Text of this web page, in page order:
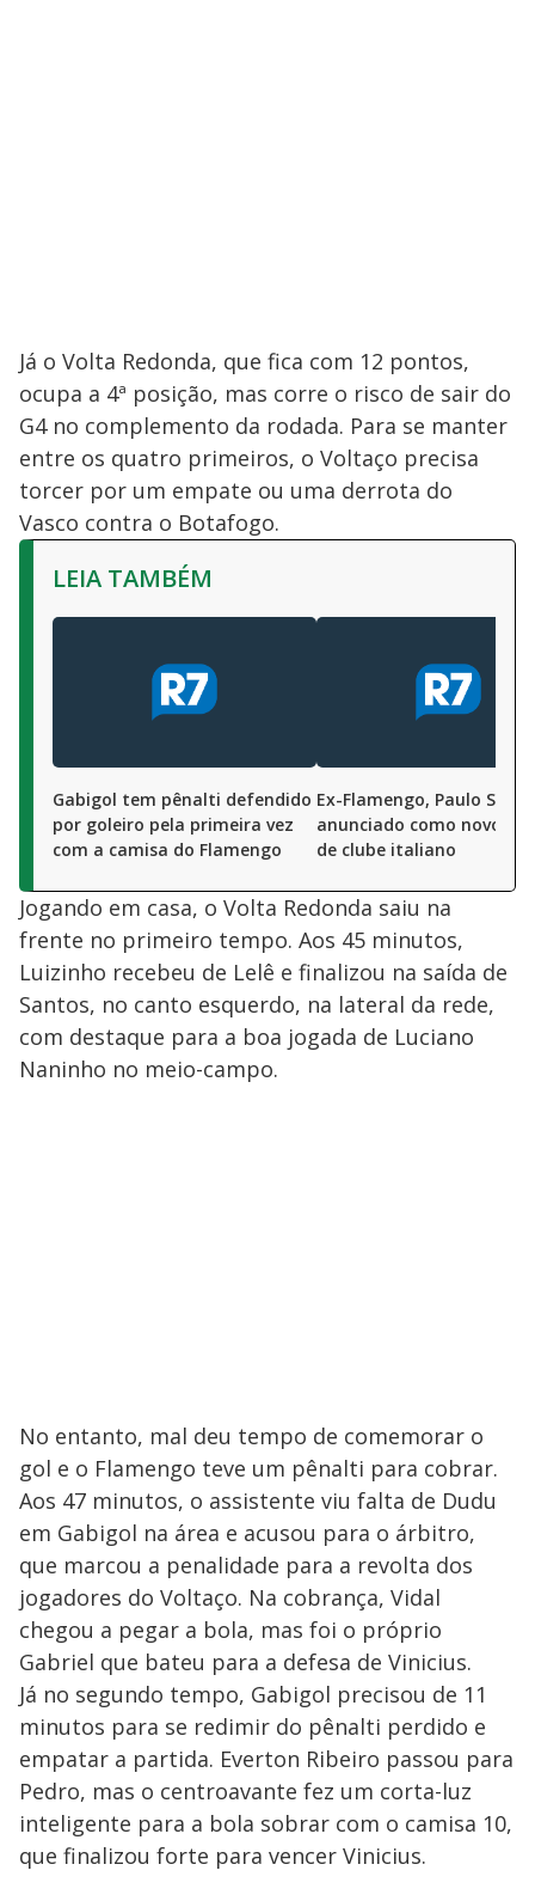
Já o Volta Redonda, que fica com 12 pontos,
ocupa a 4ª posição, mas corre o risco de sair do
G4 no complemento da rodada. Para se manter
entre os quatro primeiros, o Voltaço precisa
torcer por um empate ou uma derrota do
Vasco contra o Botafogo.
LEIA TAMBÉM
Gabigol tem pênalti defendido
por goleiro pela primeira vez
com a camisa do Flamengo
Ex-Flamengo, Paulo
anunciado como novo
de clube italiano
Jogando em casa, o Volta Redonda saiu na
frente no primeiro tempo. Aos 45 minutos,
Luizinho recebeu de Lelê e finalizou na saída de
Santos, no canto esquerdo, na lateral da rede,
com destaque para a boa jogada de Luciano
Naninho no meio-campo.
No entanto, mal deu tempo de comemorar o
gol e o Flamengo teve um pênalti para cobrar.
Aos 47 minutos, o assistente viu falta de Dudu
em Gabigol na área e acusou para o árbitro,
que marcou a penalidade para a revolta dos
jogadores do Voltaço. Na cobrança, Vidal
chegou a pegar a bola, mas foi o próprio
Gabriel que bateu para a defesa de Vinicius.
Já no segundo tempo, Gabigol precisou de 11
minutos para se redimir do pênalti perdido e
empatar a partida. Everton Ribeiro passou para
Pedro, mas o centroavante fez um corta-luz
inteligente para a bola sobrar com o camisa 10,
que finalizou forte para vencer Vinicius.